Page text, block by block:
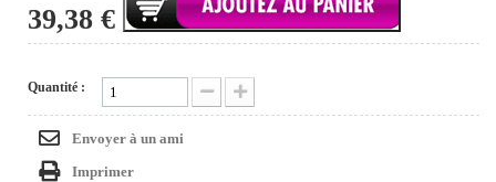
39,38 €
Quantité :
Envoyer à un ami
Imprimer